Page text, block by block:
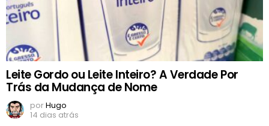
Leite Gordo ou Leite Inteiro? A Verdade Por
Trás da Mudança de Nome
porHugo
14 dias atrás